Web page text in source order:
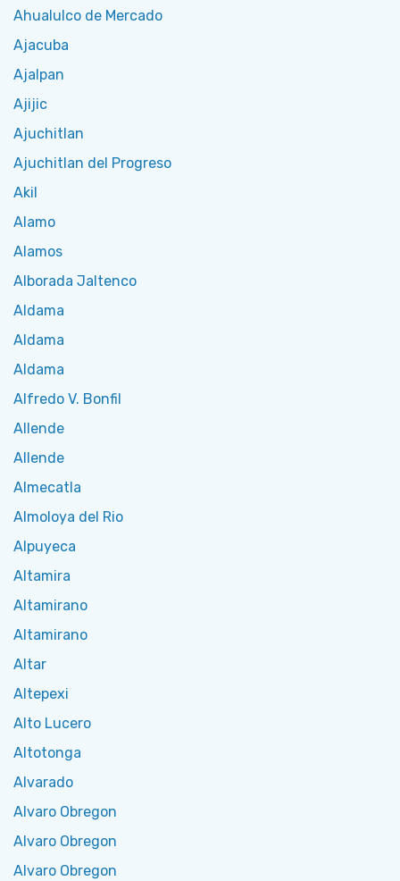
Ahualulco de Mercado
Ajacuba
Ajalpan
Ajijic
Ajuchitlan
Ajuchitlan del Progreso
Akil
Alamo
Alamos
Alborada Jaltenco
Aldama
Aldama
Aldama
Alfredo V. Bonfil
Allende
Allende
Almecatla
Almoloya del Rio
Alpuyeca
Altamira
Altamirano
Altamirano
Altar
Altepexi
Alto Lucero
Altotonga
Alvarado
Alvaro Obregon
Alvaro Obregon
Alvaro Obregon